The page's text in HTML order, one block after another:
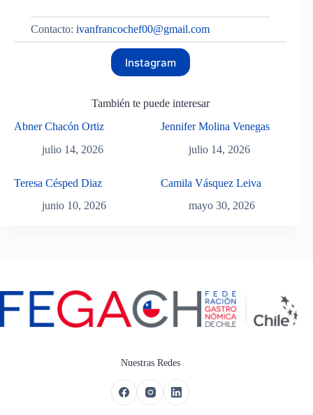
Contacto: ivanfrancochef00@gmail.com
Instagram
También te puede interesar
Abner Chacón Ortiz
julio 14, 2026
Jennifer Molina Venegas
julio 14, 2026
Teresa Césped Diaz
junio 10, 2026
Camila Vásquez Leiva
mayo 30, 2026
Nuestras Redes